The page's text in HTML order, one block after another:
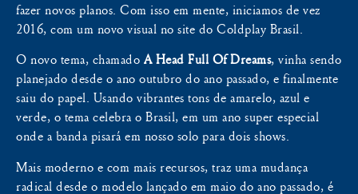
fazer novos planos. Com isso em mente, iniciamos de vez
2016, com um novo visual no site do Coldplay Brasil.
O novo tema, chamado A Head Full Of Dreams, vinha sendo
planejado desde o ano outubro do ano passado, e finalmente
saiu do papel. Usando vibrantes tons de amarelo, azul e
verde, o tema celebra o Brasil, em um ano super especial
onde a banda pisará em nosso solo para dois shows.
Mais moderno e com mais recursos, traz uma mudança
radical desde o modelo lançado em maio do ano passado, é